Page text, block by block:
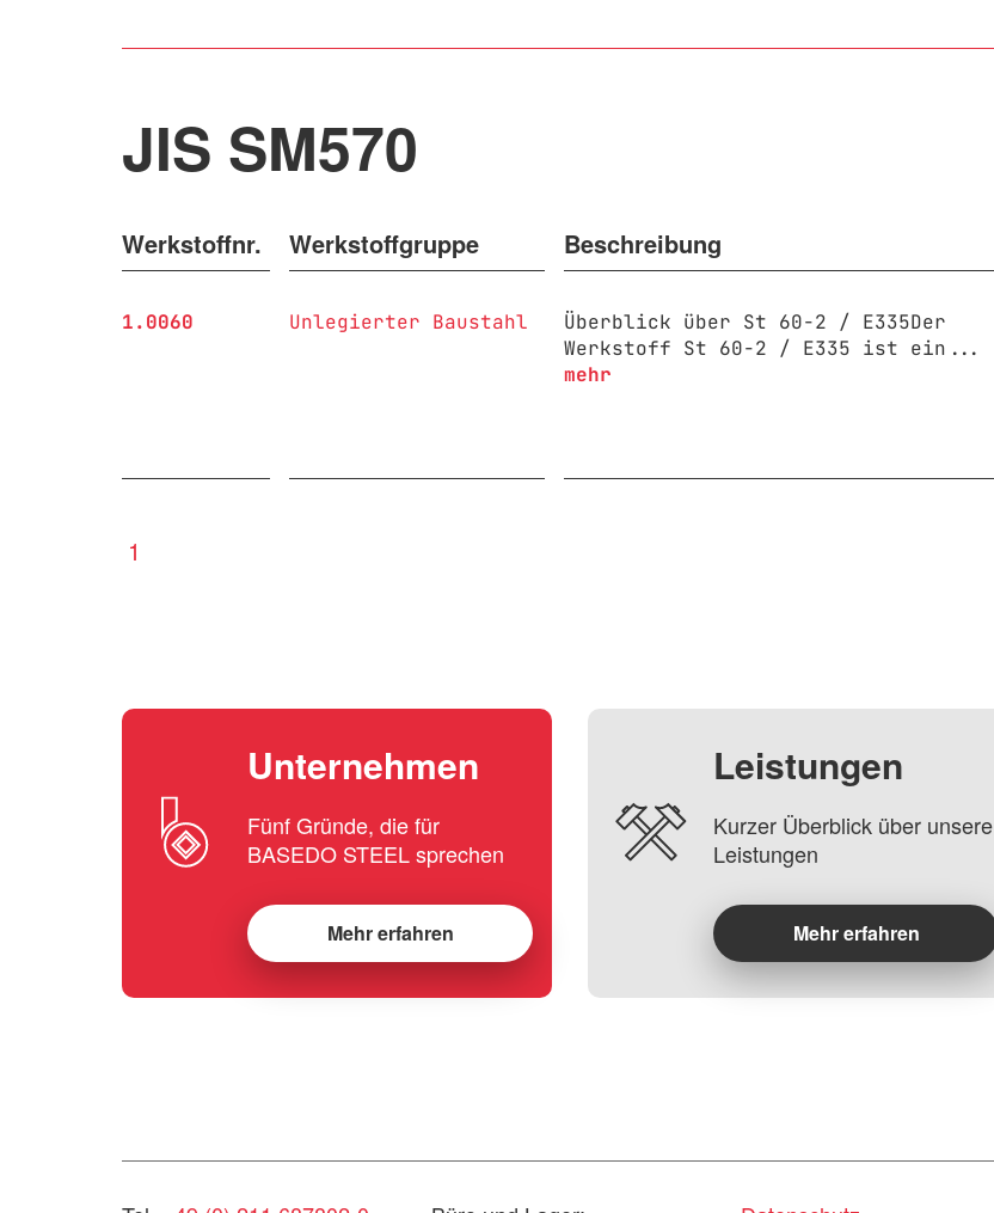
JIS SM570
Werkstoffnr. Werkstoffgruppe Beschreibung
1.0060 Unlegierter Baustahl
Überblick über St 60-2 / E335Der
Werkstoff St 60-2 / E335 ist ein...
mehr
1
Unternehmen
Fünf Gründe, die für
BASEDO STEEL sprechen
Mehr erfahren
Leistungen
Kurzer Überblick über unsere
Leistungen
Mehr erfahren